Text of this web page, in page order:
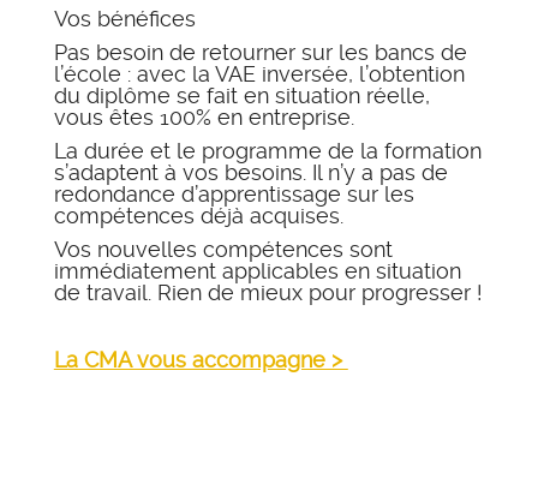
Vos bénéfices
Pas besoin de retourner sur les bancs de
l’école : avec la VAE inversée, l’obtention
du diplôme se fait en situation réelle,
vous êtes 100% en entreprise.
La durée et le programme de la formation
s’adaptent à vos besoins. Il n’y a pas de
redondance d’apprentissage sur les
compétences déjà acquises.
Vos nouvelles compétences sont
immédiatement applicables en situation
de travail. Rien de mieux pour progresser !
La CMA vous accompagne >